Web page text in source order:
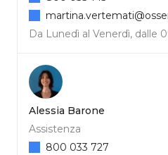
Da Lunedì al Venerdì, dalle
Alessia Barone
Assistenza
800 033 727